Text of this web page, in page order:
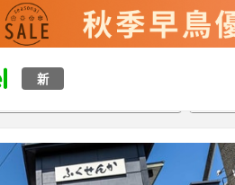
新